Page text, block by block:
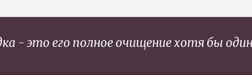
- это его полное очищение хотя бы